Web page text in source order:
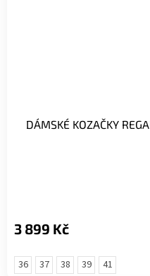
DÁMSKÉ KOZAČKY
3 899 Kč
36 37 38 39 41